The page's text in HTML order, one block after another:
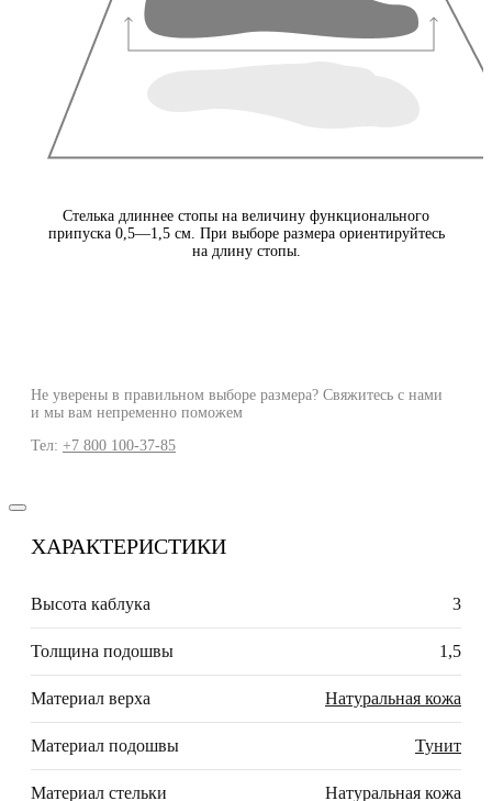
Стелька длиннее стопы на величину функционального
припуска 0,5—1,5 см. При выборе размера ориентируйтесь
на длину стопы.
Не уверены в правильном выборе размера? Свяжитесь с нами
и мы вам непременно поможем
Тел: +7 800 100-37-85
ХАРАКТЕРИСТИКИ
Высота каблука 3
Толщина подошвы 1,5
Материал верха Натуральная кожа
Материал подошвы Тунит
Материал стельки Натуральная кожа